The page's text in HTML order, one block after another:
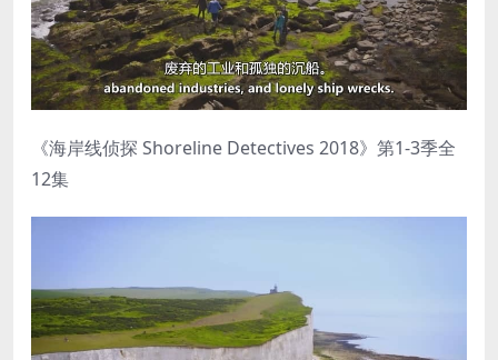
《海岸线侦探 Shoreline Detectives 2018》第1-3季全
12集